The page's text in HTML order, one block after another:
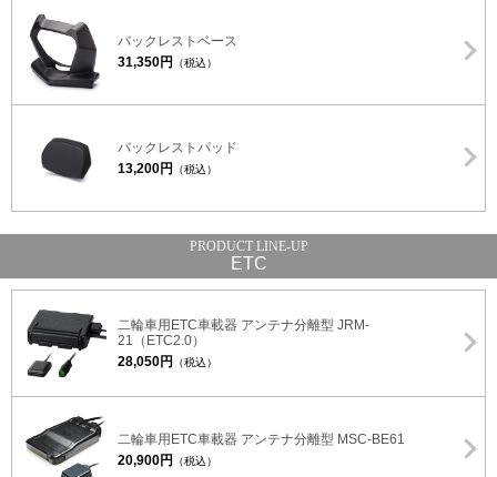
バックレストベース
31,350円 （税込）
バックレストパッド
13,200円 （税込）
ETC
二輪車用ETC車載器 アンテナ分離型 JRM-
21（ETC2.0）
28,050円 （税込）
二輪車用ETC車載器 アンテナ分離型 MSC-BE61
20,900円 （税込）